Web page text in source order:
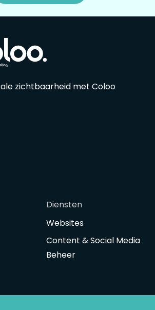
zichtbaarheid met Coloo
Diensten
Websites
Content & Social Media
Beheer